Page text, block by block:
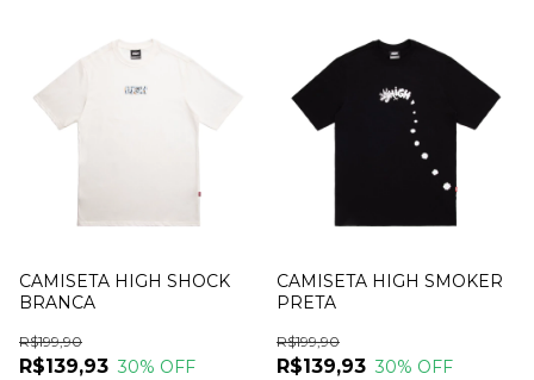
CAMISETA HIGH SHOCK
BRANCA
R$139,93
R$199,90
30% OFF
CAMISETA HIGH SMOKER
PRETA
R$139,93
R$199,90
30% OFF